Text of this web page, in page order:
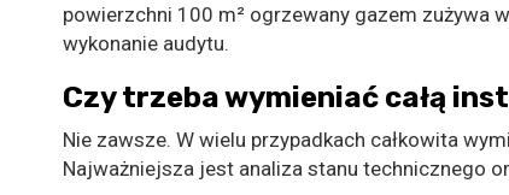
powierzchni 100 m² ogrzewany gazem zużywa
wykonanie audytu.
Czy trzeba wymieniać całą
Nie zawsze. W wielu przypadkach całkowita
Najważniejsza jest analiza stanu technicznego